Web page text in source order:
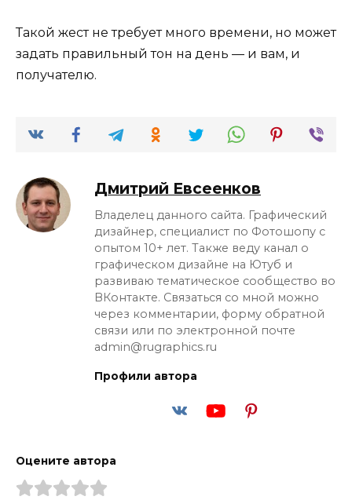
Такой жест не требует много времени, но может
задать правильный тон на день — и вам, и
получателю.
Дмитрий Евсеенков
Владелец данного сайта. Графический
дизайнер, специалист по Фотошопу с
опытом 10+ лет. Также веду канал о
графическом дизайне на Ютуб и
развиваю тематическое сообщество во
ВКонтакте. Связаться со мной можно
через комментарии, форму обратной
связи или по электронной почте
admin@rugraphics.ru
Профили автора
Оцените автора